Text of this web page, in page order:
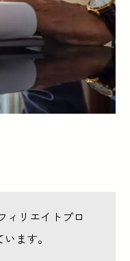
ィリエイトプロ
ます。